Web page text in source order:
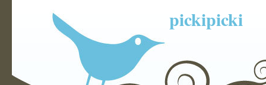
pickipicki